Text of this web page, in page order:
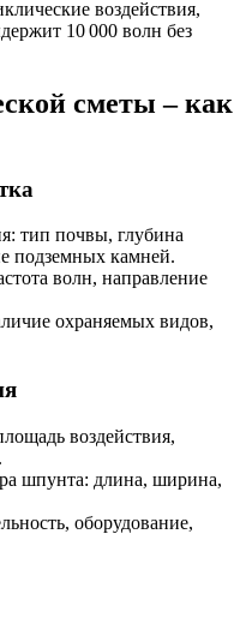
воздействия,
10 000 волн без
сметы – как
тип почвы, глубина
подземных камней.
волн, направление
охраняемых видов,
воздействия,
шпунта: длина, ширина,
оборудование,